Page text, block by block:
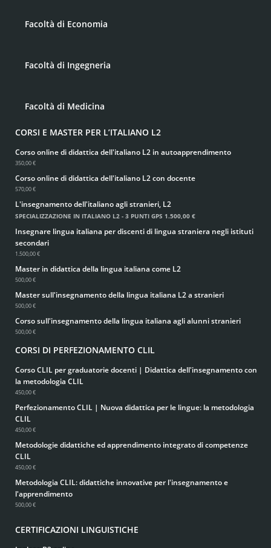
Facoltà di Economia
Facoltà di Ingegneria
Facoltà di Medicina
CORSI E MASTER PER L’ITALIANO L2
Corso online di didattica dell'italiano L2 in autoapprendimento
350,00 €
Corso online di didattica dell'italiano L2 con docente
570,00 €
L'insegnamento dell'italiano agli stranieri, L2
SPECIALIZZAZIONE IN ITALIANO L2 - 3 PUNTI GPS 1.500,00 €
Insegnare lingua italiana per discenti di lingua straniera negli istituti
secondari
1.500,00 €
Master in didattica della lingua italiana come L2
500,00 €
Master sull'insegnamento della lingua italiana L2 a stranieri
500,00 €
Corso sull'insegnamento della lingua italiana agli alunni stranieri
500,00 €
CORSI DI PERFEZIONAMENTO CLIL
Corso CLIL per graduatorie docenti | Didattica dell'insegnamento con
la metodologia CLIL
450,00 €
Perfezionamento CLIL | Nuova didattica per le lingue: la metodologia
CLIL
450,00 €
Metodologie didattiche ed apprendimento integrato di competenze
CLIL
450,00 €
Metodologia CLIL: didattiche innovative per l'insegnamento e
l'apprendimento
500,00 €
CERTIFICAZIONI LINGUISTICHE